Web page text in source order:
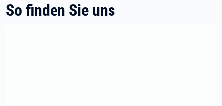
So finden Sie uns